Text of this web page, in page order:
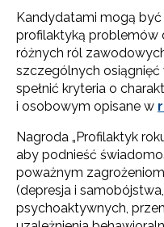
Kandydatami mogą
profilaktyką problemów
różnych ról
szczególnych osiągnięć
spełnić kryteria o
i osobowym opisane w
Nagroda „Profilaktyk
aby podnieść
poważnym
(depresja i
psychoaktywnych,